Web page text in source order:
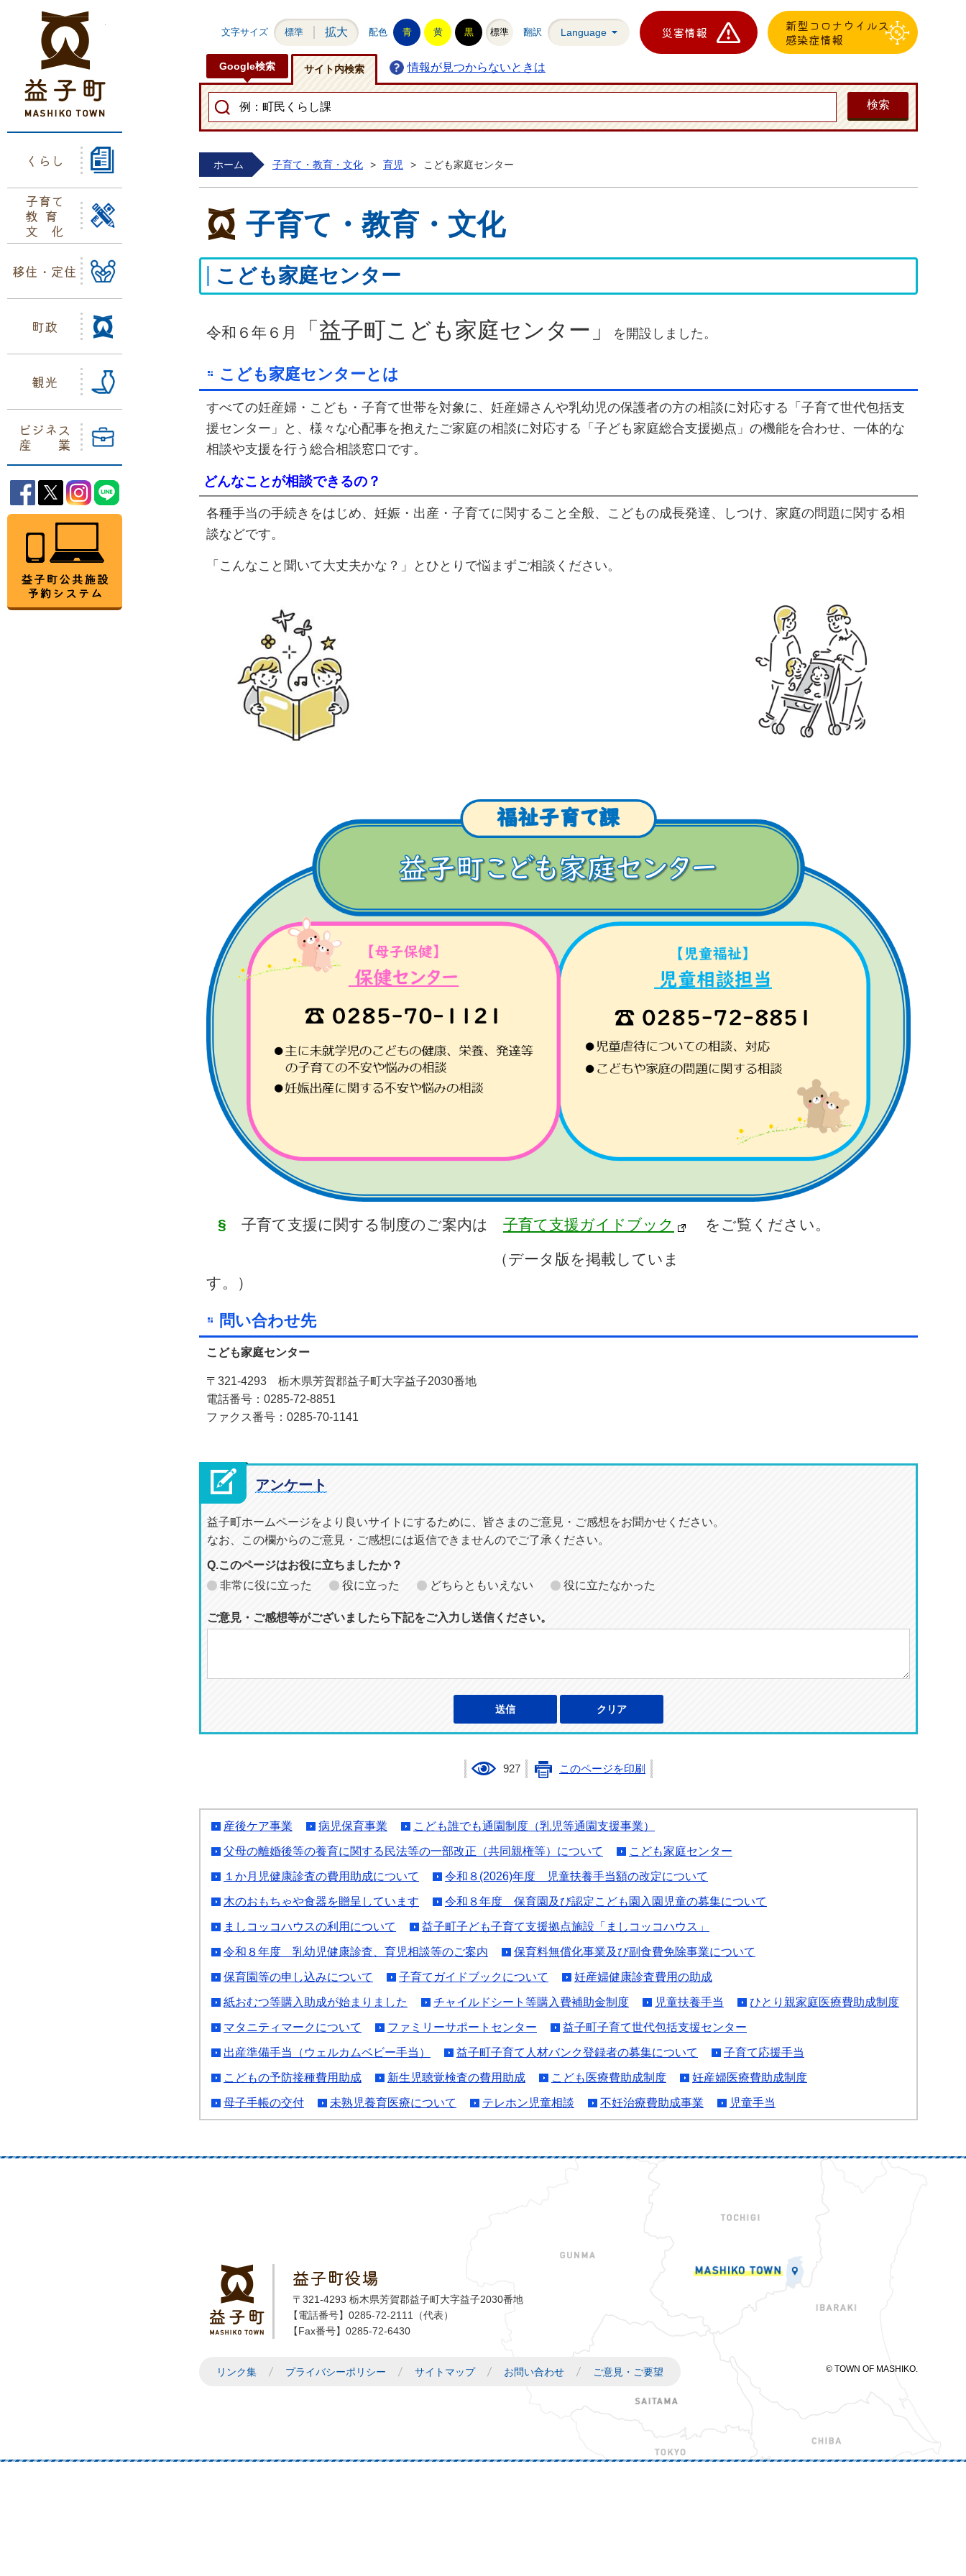
くらし
子育て
教育
文化
移住・定住
町政
観光
ビジネス
産業
益子町Facebook
益子町Twitter
益子町Instagram
益子町公共施設予約システム
文字サイズ 標準 拡大 配色 青 黄 黒 標準 翻訳 Language 災害情報
新型コロナウイルス
感染症情報
Google検索 サイト内検索 情報が見つからないときは
ホーム 子育て・教育・文化 > 育児 > こども家庭センター
子育て・教育・文化
こども家庭センター
令和６年６月 「益子町こども家庭センター」 を開設しました。
こども家庭センターとは
すべての妊産婦・こども・子育て世帯を対象に、妊産婦さんや乳幼児の保護者の方の相談に対応する「子育て世代包括支
援センター」と、様々な心配事を抱えたご家庭の相談に対応する「子ども家庭総合支援拠点」の機能を合わせ、一体的な
相談や支援を行う総合相談窓口です。
どんなことが相談できるの？
各種手当の手続きをはじめ、妊娠・出産・子育てに関すること全般、こどもの成長発達、しつけ、家庭の問題に関する相
談などです。
「こんなこと聞いて大丈夫かな？」とひとりで悩まずご相談ください。
§ 子育て支援に関する制度のご案内は 子育て支援ガイドブック をご覧ください。
（データ版を掲載していま
す。）
問い合わせ先
こども家庭センター
〒321-4293 栃木県芳賀郡益子町大字益子2030番地
電話番号：0285-72-8851
ファクス番号：0285-70-1141
アンケート
益子町ホームページをより良いサイトにするために、皆さまのご意見・ご感想をお聞かせください。
なお、この欄からのご意見・ご感想には返信できませんのでご了承ください。
Q.このページはお役に立ちましたか？
非常に役に立った
役に立った どちらともいえない 役に立たなかった
ご意見・ご感想等がございましたら下記をご入力し送信ください。
927 このページを印刷
産後ケア事業 病児保育事業 こども誰でも通園制度（乳児等通園支援事業）
父母の離婚後等の養育に関する民法等の一部改正（共同親権等）について こども家庭センター
１か月児健康診査の費用助成について 令和８(2026)年度 児童扶養手当額の改定について
木のおもちゃや食器を贈呈しています 令和８年度 保育園及び認定こども園入園児童の募集について
ましコッコハウスの利用について 益子町子ども子育て支援拠点施設「ましコッコハウス」
令和８年度 乳幼児健康診査、育児相談等のご案内 保育料無償化事業及び副食費免除事業について
保育園等の申し込みについて 子育てガイドブックについて 妊産婦健康診査費用の助成
紙おむつ等購入助成が始まりました チャイルドシート等購入費補助金制度 児童扶養手当 ひとり親家庭医療費助成制度
マタニティマークについて ファミリーサポートセンター 益子町子育て世代包括支援センター
出産準備手当（ウェルカムベビー手当） 益子町子育て人材バンク登録者の募集について 子育て応援手当
こどもの予防接種費用助成 新生児聴覚検査の費用助成 こども医療費助成制度 妊産婦医療費助成制度
母子手帳の交付 未熟児養育医療について テレホン児童相談 不妊治療費助成事業 児童手当
益子町
益子町役場
〒321-4293 栃木県芳賀郡益子町大字益子2030番地
【電話番号】0285-72-2111（代表）
【Fax番号】0285-72-6430
リンク集 プライバシーポリシー サイトマップ お問い合わせ ご意見・ご要望 © TOWN OF MASHIKO.